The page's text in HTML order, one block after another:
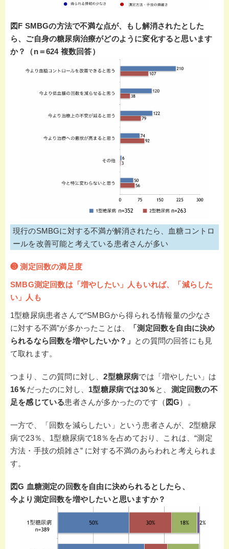
図F SMBGの方法で不満な点が、もし解消されたとした
ら、ご自身の糖尿病治療がどのように変化すると思います
か？（n＝624 複数回答）
現行のSMBGに対する不満が解消されたら、血糖コントロ
ールを改善可能と考えている患者さんが多い
❸ 測定回数の満足度
SMBG測定回数は「増やしたい」人もいれば、「減らした
い」人も
1型糖尿病患者さんで“SMBGから得られる情報量の少なさ
に対する不満”が多かったことは、
「測定回数を自由に決め
られるなら回数を増やしたいか？」 との質問の回答にも見
て取れます。
つまり、この質問に対し、2型糖尿病では「増やしたい」は
16％だったのに対し、 1型糖尿病では30％と、 測定回数の不
足を感じている患者さんが多かったのです（ 図G）。
一方で、「回数を減らしたい」という患者さんが、2型糖尿
病で23％、1型糖尿病で18％を占めており、これは、“測定
方法・手技の煩雑さ” に対する不満のあらわれと考えられま
す。
図G 血糖測定の回数を自由に決められるとしたら、
今より測定回数を増やしたいと思いますか？